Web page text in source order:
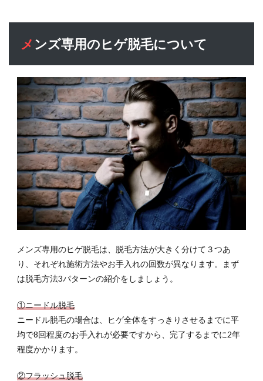
ク
「見
た目
の清
潔感
を極
める
なら
絶対
にす
るべ
き」
まと
め
自宅
や職
場か
ら近
脱毛
サロ
ンを
探す
メンズ専用のヒゲ脱毛について
メンズ専用のヒゲ脱毛は、脱毛方法が大きく分けて３つあ
り、それぞれ施術方法やお手入れの回数が異なります。まず
は脱毛方法3パターンの紹介をしましょう。
①ニードル脱毛
ニードル脱毛の場合は、ヒゲ全体をすっきりさせるまでに平
均で8回程度のお手入れが必要ですから、完了するまでに2年
程度かかります。
②フラッシュ脱毛